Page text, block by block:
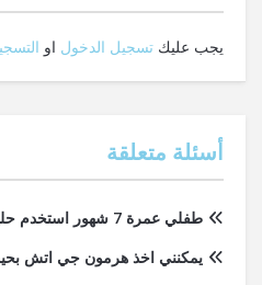
يجب عليك تسجيل الدخول او
أسئلة متعلقة
طفلي عمرة 7 شهور استخدم حليب سيميلا
يمكنني اخذ هرمون جي اتش